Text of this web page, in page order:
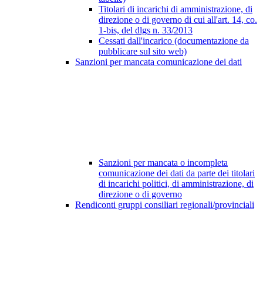
Titolari di incarichi di amministrazione, di
direzione o di governo di cui all'art. 14, co.
1-bis, del dlgs n. 33/2013
Cessati dall'incarico (documentazione da
pubblicare sul sito web)
Sanzioni per mancata comunicazione dei dati
Sanzioni per mancata o incompleta
comunicazione dei dati da parte dei titolari
di incarichi politici, di amministrazione, di
direzione o di governo
Rendiconti gruppi consiliari regionali/provinciali